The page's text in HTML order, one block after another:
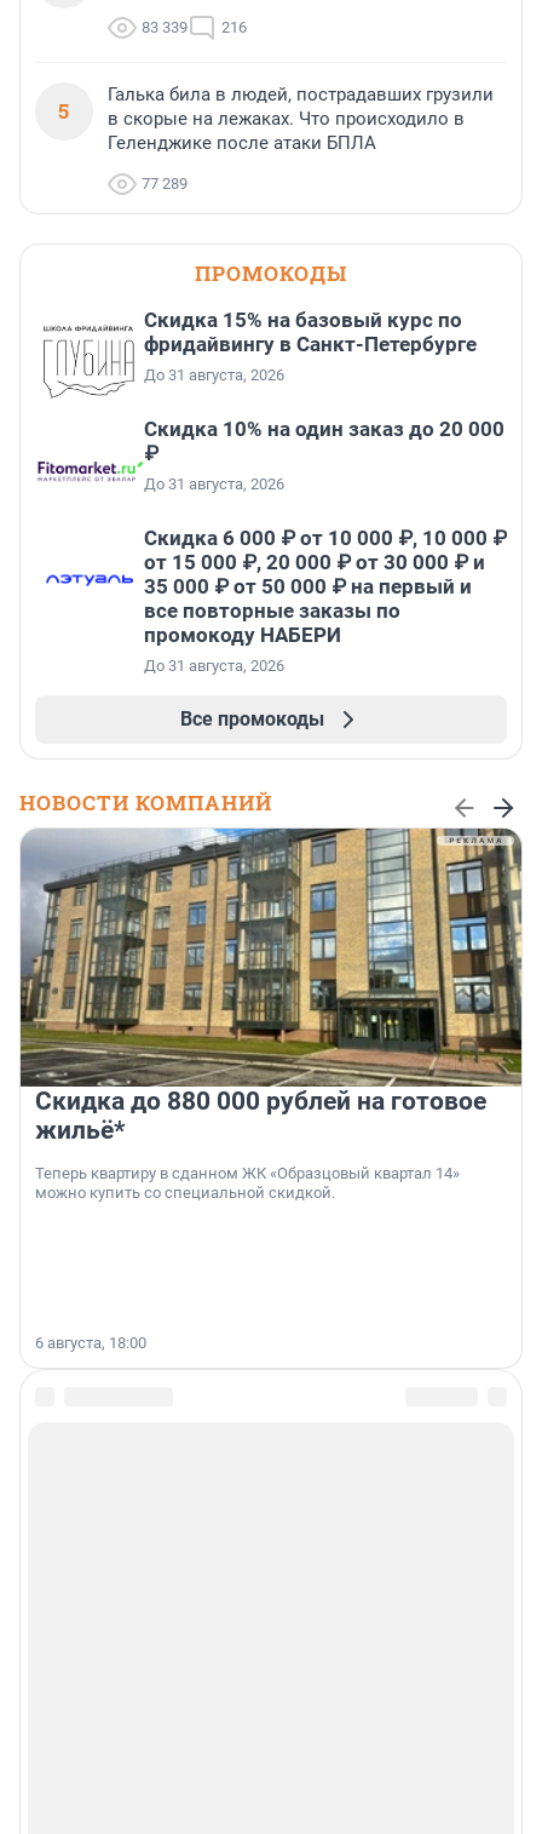
83 339 216
5
Галька била в людей, пострадавших грузили
в скорые на лежаках. Что происходило в
Геленджике после атаки БПЛА
77 289
ПРОМОКОДЫ
Скидка 15% на базовый курс по
фридайвингу в Санкт-Петербурге
До 31 августа, 2026
Скидка 10% на один заказ до 20 000
₽
До 31 августа, 2026
Скидка 6 000 ₽ от 10 000 ₽, 10 000 ₽
от 15 000 ₽, 20 000 ₽ от 30 000 ₽ и
35 000 ₽ от 50 000 ₽ на первый и
все повторные заказы по
промокоду НАБЕРИ
До 31 августа, 2026
Все промокоды
НОВОСТИ КОМПАНИЙ
Скидка до 880 000 рублей на готовое
жильё*
Теперь квартиру в сданном ЖК «Образцовый квартал 14»
можно купить со специальной скидкой.
6 августа, 18:00